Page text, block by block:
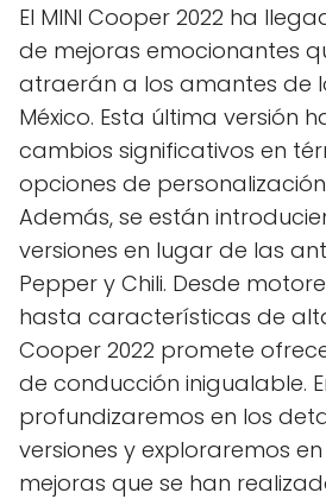
El MINI Cooper 2022 ha
de mejoras emocionantes
atraerán a los amantes de
México. Esta última versión
cambios significativos en
opciones de
Además, se están
versiones en lugar de las
Pepper y Chili. Desde
hasta características de
Cooper 2022 promete
de conducción inigualable.
profundizaremos en los
versiones y exploraremos
mejoras que se han